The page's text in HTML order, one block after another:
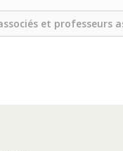
et professeurs